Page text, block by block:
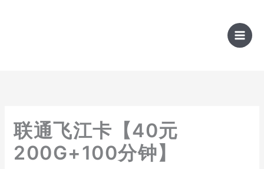
联通飞江卡【40元
200G+100分钟】